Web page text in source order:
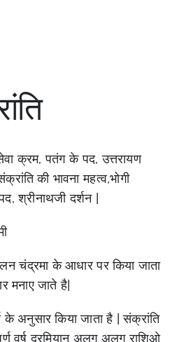
क्रम, पतंग के पद, उत्तरायण
की भावना महत्व,भोगी
श्रीनाथजी दर्शन |
चंद्रमा के आधार पर किया जाता
मनाए जाते है|
अनुसार किया जाता है | संक्रांति
वर्ष दरमियान अलग अलग राशिओ